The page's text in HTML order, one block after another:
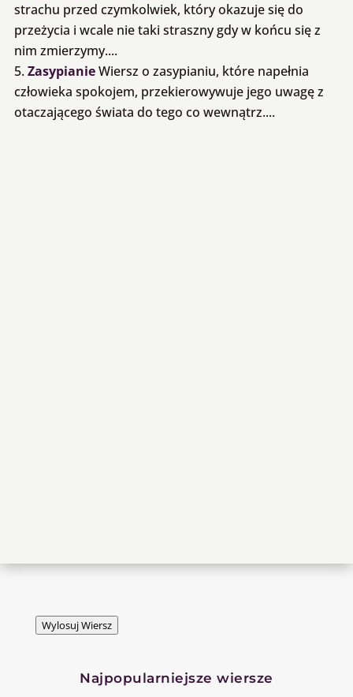
strachu przed czymkolwiek, który okazuje się do
przeżycia i wcale nie taki straszny gdy w końcu się z
nim zmierzymy....
ZasypianieWiersz o zasypianiu, które napełnia
człowieka spokojem, przekierowywuje jego uwagę z
otaczającego świata do tego co wewnątrz....
Wylosuj Wiersz
Najpopularniejsze wiersze